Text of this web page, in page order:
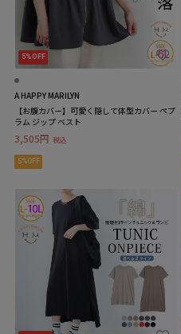
5%OFF
A HAPPY MARILYN
【お腹カバー】可愛く隠して体型カバー ペプ
ラム ジップ ベスト
3,505円 税込
5%OFF